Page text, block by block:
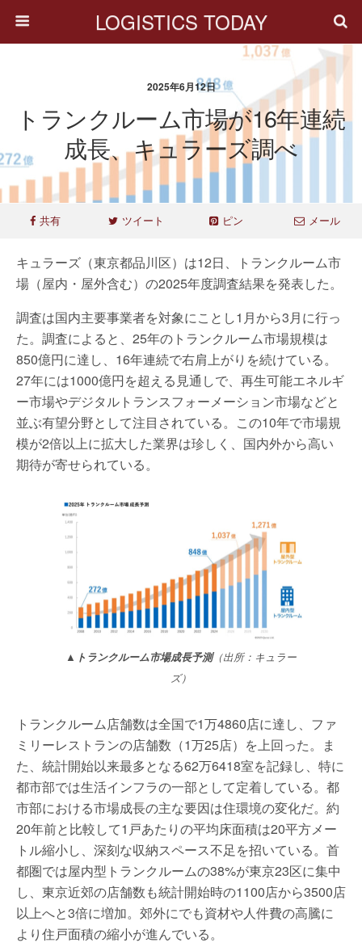
LOGISTICS TODAY
2025年6月12日
トランクルーム市場が16年連続
成長、キュラーズ調べ
共有 ツイート ピン メール
キュラーズ（東京都品川区）は12日、トランクルーム市
場（屋内・屋外含む）の2025年度調査結果を発表した。
調査は国内主要事業者を対象にことし1月から3月に行っ
た。調査によると、25年のトランクルーム市場規模は
850億円に達し、16年連続で右肩上がりを続けている。
27年には1000億円を超える見通しで、再生可能エネルギ
ー市場やデジタルトランスフォーメーション市場などと
並ぶ有望分野として注目されている。この10年で市場規
模が2倍以上に拡大した業界は珍しく、国内外から高い
期待が寄せられている。
▲トランクルーム市場成長予測（出所：キュラー
ズ）
トランクルーム店舗数は全国で1万4860店に達し、ファ
ミリーレストランの店舗数（1万25店）を上回った。ま
た、統計開始以来最多となる62万6418室を記録し、特に
都市部では生活インフラの一部として定着している。都
市部における市場成長の主な要因は住環境の変化だ。約
20年前と比較して1戸あたりの平均床面積は20平方メー
トル縮小し、深刻な収納スペース不足を招いている。首
都圏では屋内型トランクルームの38%が東京23区に集中
し、東京近郊の店舗数も統計開始時の1100店から3500店
以上へと3倍に増加。郊外にでも資材や人件費の高騰に
より住戸面積の縮小が進んでいる。